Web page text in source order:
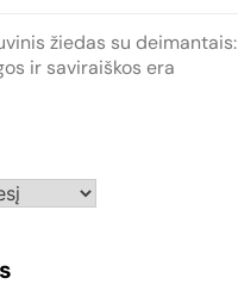
žiedas su deimantais:
ir saviraiškos era